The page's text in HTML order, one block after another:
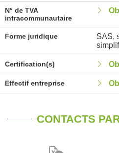
N° de TVA
intracommunautaire
Forme juridique
SAS,
Certification(s)
Effectif entreprise
CONTACTS